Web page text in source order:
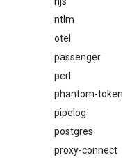
ntlm
otel
passenger
perl
phantom-token
pipelog
postgres
proxy-connect